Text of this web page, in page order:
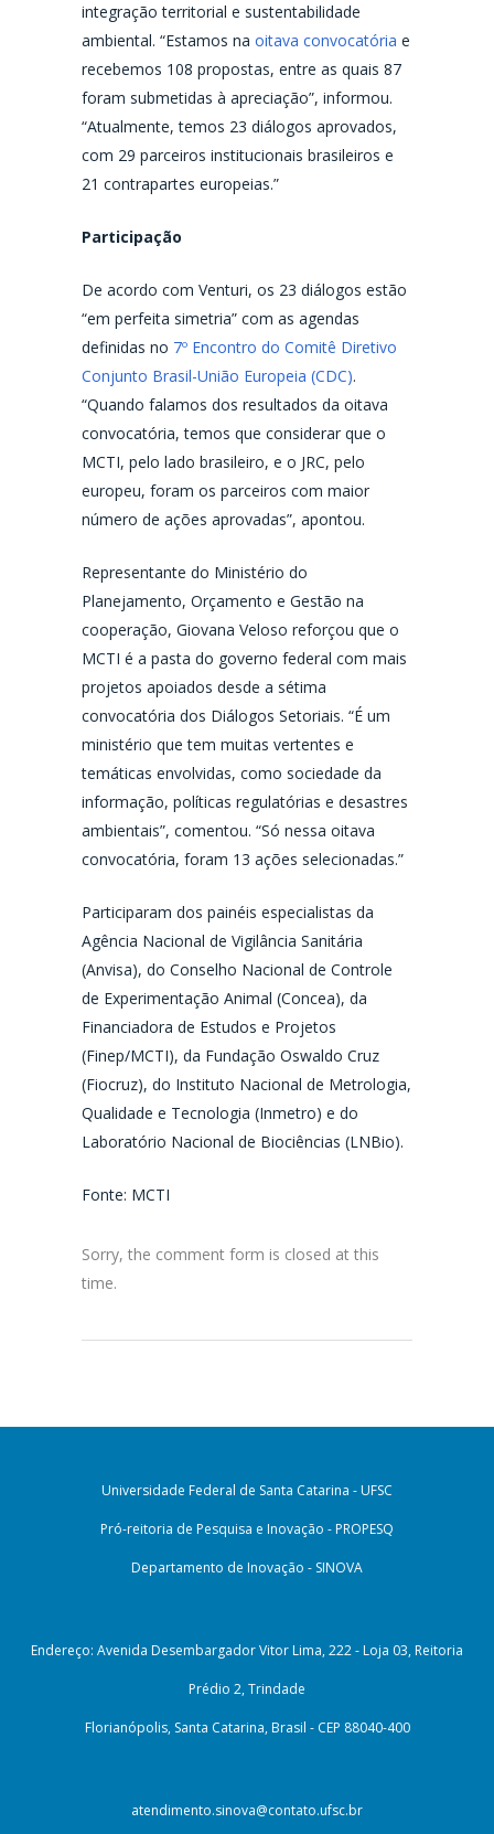
integração territorial e sustentabilidade
ambiental. “Estamos na oitava convocatória e
recebemos 108 propostas, entre as quais 87
foram submetidas à apreciação”, informou.
“Atualmente, temos 23 diálogos aprovados,
com 29 parceiros institucionais brasileiros e
21 contrapartes europeias.”
Participação
De acordo com Venturi, os 23 diálogos estão
“em perfeita simetria” com as agendas
definidas no 7º Encontro do Comitê Diretivo
Conjunto Brasil-União Europeia (CDC).
“Quando falamos dos resultados da oitava
convocatória, temos que considerar que o
MCTI, pelo lado brasileiro, e o JRC, pelo
europeu, foram os parceiros com maior
número de ações aprovadas”, apontou.
Representante do Ministério do
Planejamento, Orçamento e Gestão na
cooperação, Giovana Veloso reforçou que o
MCTI é a pasta do governo federal com mais
projetos apoiados desde a sétima
convocatória dos Diálogos Setoriais. “É um
ministério que tem muitas vertentes e
temáticas envolvidas, como sociedade da
informação, políticas regulatórias e desastres
ambientais”, comentou. “Só nessa oitava
convocatória, foram 13 ações selecionadas.”
Participaram dos painéis especialistas da
Agência Nacional de Vigilância Sanitária
(Anvisa), do Conselho Nacional de Controle
de Experimentação Animal (Concea), da
Financiadora de Estudos e Projetos
(Finep/MCTI), da Fundação Oswaldo Cruz
(Fiocruz), do Instituto Nacional de Metrologia,
Qualidade e Tecnologia (Inmetro) e do
Laboratório Nacional de Biociências (LNBio).
Fonte: MCTI
Sorry, the comment form is closed at this
time.
Universidade Federal de Santa Catarina - UFSC
Pró-reitoria de Pesquisa e Inovação - PROPESQ
Departamento de Inovação - SINOVA
Endereço: Avenida Desembargador Vitor Lima, 222 - Loja 03, Reitoria
Prédio 2, Trindade
Florianópolis, Santa Catarina, Brasil - CEP 88040-400
atendimento.sinova@contato.ufsc.br